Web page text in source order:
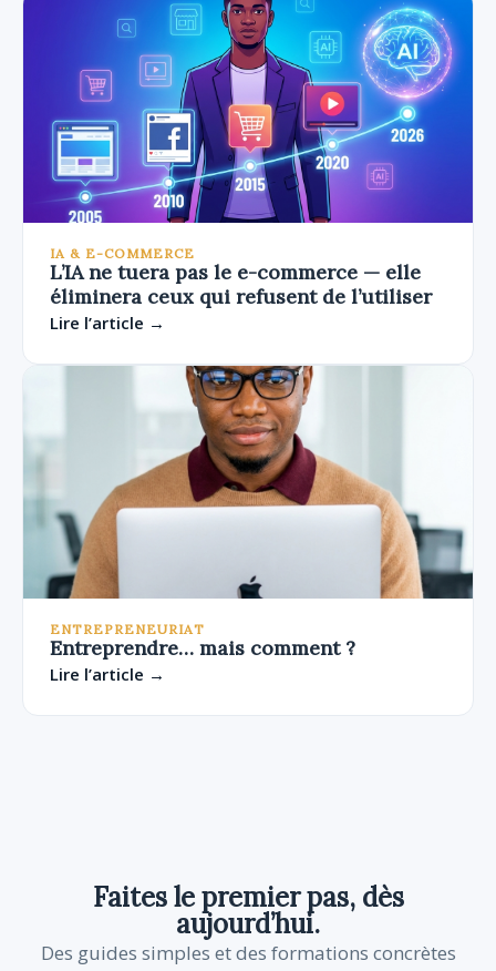
IA & E-COMMERCE
L’IA ne tuera pas le e-commerce — elle
éliminera ceux qui refusent de l’utiliser
Lire l’article →
ENTREPRENEURIAT
Entreprendre… mais comment ?
Lire l’article →
Faites le premier pas, dès
aujourd’hui.
Des guides simples et des formations concrètes